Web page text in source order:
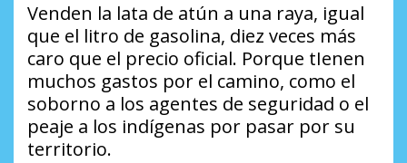
Venden la lata de atún a una raya, igual
que el litro de gasolina, diez veces más
caro que el precio oficial. Porque tIenen
muchos gastos por el camino, como el
soborno a los agentes de seguridad o el
peaje a los indígenas por pasar por su
territorio.